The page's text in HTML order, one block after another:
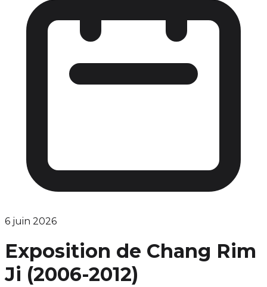
6 juin 2026
Exposition de Chang Rim
Ji (2006-2012)